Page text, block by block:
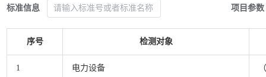
标准信息 项目参数
序号 检测对象
1 电力设备